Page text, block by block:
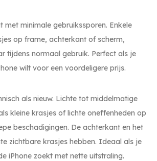
met minimale gebruikssporen. Enkele
op frame, achterkant of scherm,
tijdens normaal gebruik. Perfect als je
wilt voor een voordeligere prijs.
als nieuw. Lichte tot middelmatige
kleine krasjes of lichte oneffenheden op
beschadigingen. De achterkant en het
zichtbare krasjes hebben. Ideaal als je
iPhone zoekt met nette uitstraling.